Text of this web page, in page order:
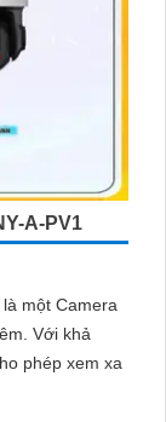
A-PV1
một Camera
phép xem xa